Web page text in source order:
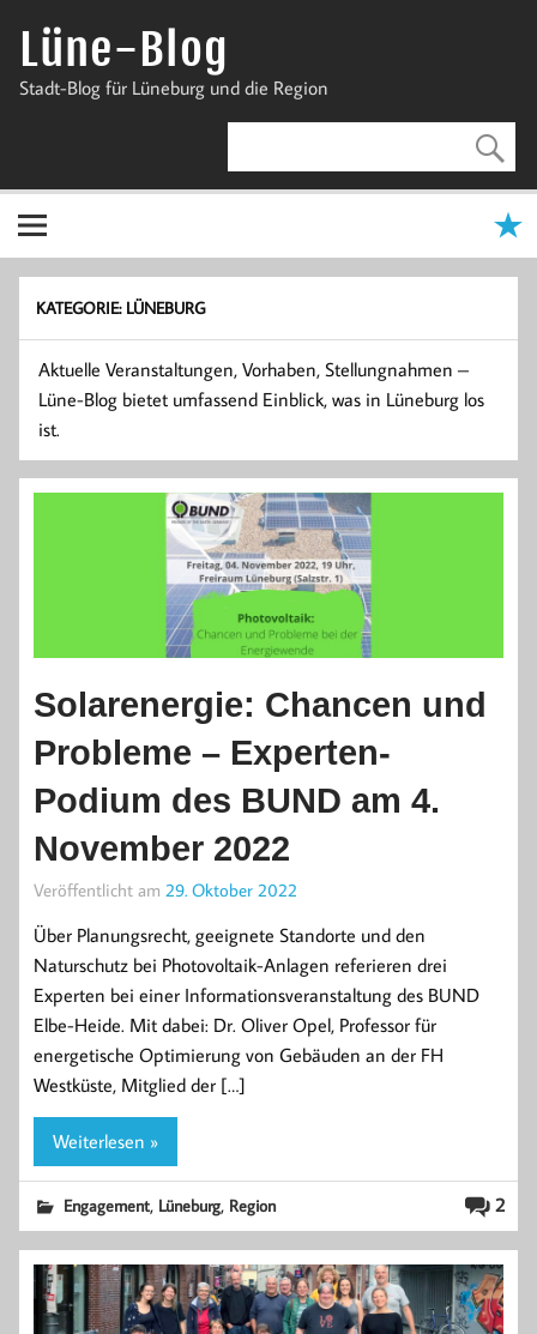
InhaltLüne-Blog
Stadt-Blog für Lüneburg und die Region
KATEGORIE: LÜNEBURG
Aktuelle Veranstaltungen, Vorhaben, Stellungnahmen –
Lüne-Blog bietet umfassend Einblick, was in Lüneburg los
ist.
Solarenergie: Chancen und
Probleme – Experten-
Podium des BUND am 4.
November 2022
Veröffentlicht am 29. Oktober 2022
Über Planungsrecht, geeignete Standorte und den
Naturschutz bei Photovoltaik-Anlagen referieren drei
Experten bei einer Informationsveranstaltung des BUND
Elbe-Heide. Mit dabei: Dr. Oliver Opel, Professor für
energetische Optimierung von Gebäuden an der FH
Westküste, Mitglied der […]
Weiterlesen »
2
Engagement, Lüneburg, Region